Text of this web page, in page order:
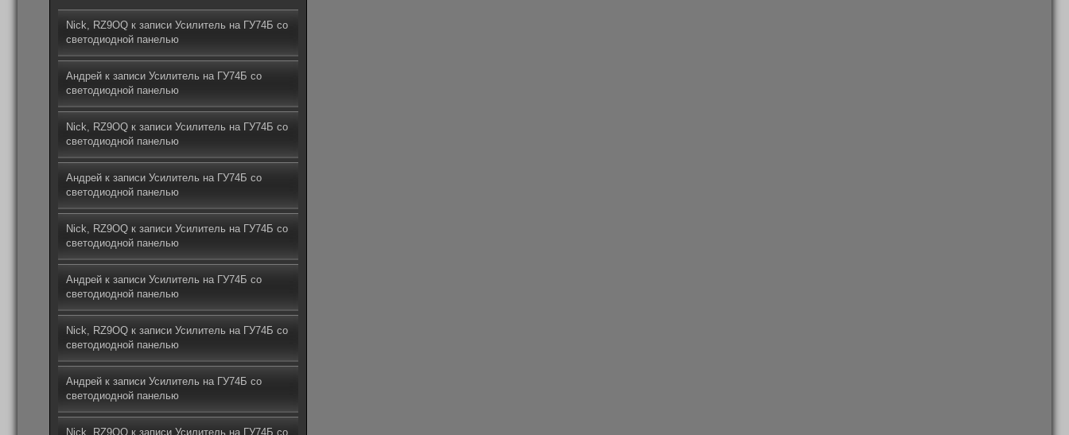
Nick, RZ9OQ к записи Усилитель на ГУ74Б со
светодиодной панелью
Андрей к записи Усилитель на ГУ74Б со
светодиодной панелью
Nick, RZ9OQ к записи Усилитель на ГУ74Б со
светодиодной панелью
Андрей к записи Усилитель на ГУ74Б со
светодиодной панелью
Nick, RZ9OQ к записи Усилитель на ГУ74Б со
светодиодной панелью
Андрей к записи Усилитель на ГУ74Б со
светодиодной панелью
Nick, RZ9OQ к записи Усилитель на ГУ74Б со
светодиодной панелью
Андрей к записи Усилитель на ГУ74Б со
светодиодной панелью
Nick, RZ9OQ к записи Усилитель на ГУ74Б со